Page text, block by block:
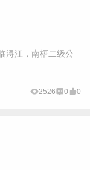
江，南梧二级公
2526 0 0